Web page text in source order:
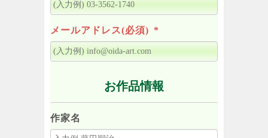
メールアドレス(必須) *
お作品情報
作家名